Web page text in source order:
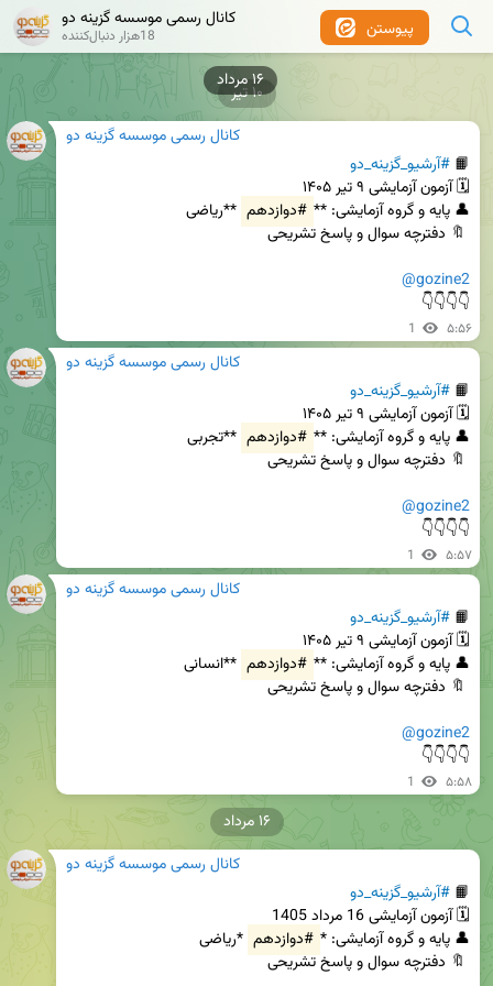
۱۶ مرداد
پیوستن کانال رسمی موسسه گزینه دو
18هزار دنبال‌کننده
کانال رسمی موسسه گزینه دو
📙 #آرشیو_گزینه_دو
👤 پایه و گروه آزمایشی: ** #دوازدهم
@gozine2
👇👇👇👇
1 ۵:۵۶
۱۰ تیر
کانال رسمی موسسه گزینه دو
📙 #آرشیو_گزینه_دو
👤 پایه و گروه آزمایشی: ** #دوازدهم
@gozine2
👇👇👇👇
1 ۵:۵۷
کانال رسمی موسسه گزینه دو
📙 #آرشیو_گزینه_دو
👤 پایه و گروه آزمایشی: ** #دوازدهم
@gozine2
👇👇👇👇
1 ۵:۵۸
کانال رسمی موسسه گزینه دو
📙 #آرشیو_گزینه_دو
👤 پایه و گروه آزمایشی: * #دوازدهم
۱۶ مرداد